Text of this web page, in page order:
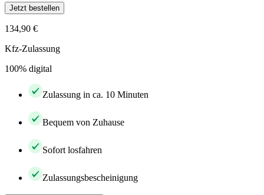
Jetzt bestellen
134,90 €
Kfz-Zulassung
100% digital
Zulassung in ca. 10 Minuten
Bequem von Zuhause
Sofort losfahren
Zulassungsbescheinigung